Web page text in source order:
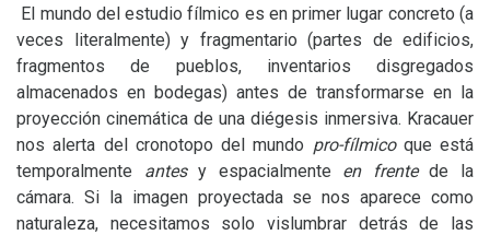
El mundo del estudio fílmico es en primer lugar concreto (a
veces literalmente) y fragmentario (partes de edificios,
fragmentos de pueblos, inventarios disgregados
almacenados en bodegas) antes de transformarse en la
proyección cinemática de una diégesis inmersiva. Kracauer
nos alerta del cronotopo del mundo pro-fílmico que está
temporalmente antesy espacialmente en frentede la
cámara. Si la imagen proyectada se nos aparece como
naturaleza, necesitamos solo vislumbrar detrás de las